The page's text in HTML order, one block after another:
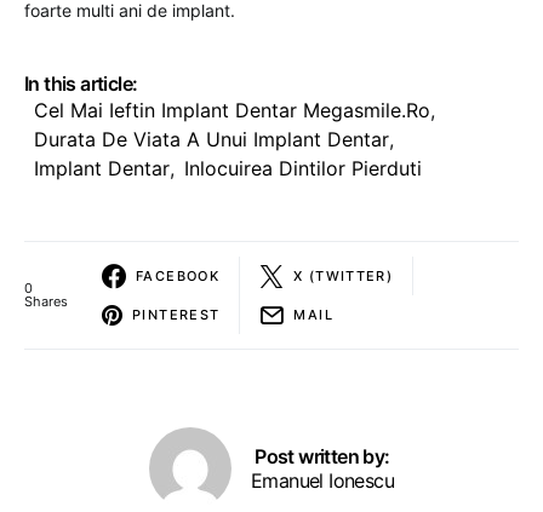
foarte multi ani de implant.
In this article:
Cel Mai Ieftin Implant Dentar Megasmile.ro,
Durata De Viata A Unui Implant Dentar,
Implant Dentar, Inlocuirea Dintilor Pierduti
0
Shares
FACEBOOK X (TWITTER)
PINTEREST MAIL
Post written by:
Emanuel Ionescu